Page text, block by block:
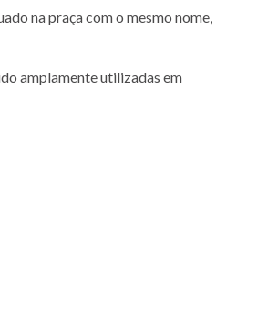
na praça com o mesmo nome,
amplamente utilizadas em